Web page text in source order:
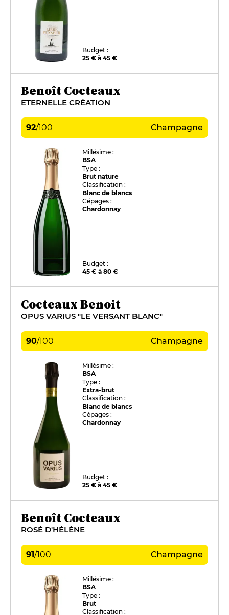
Budget :
25 € à 45 €
Benoît Cocteaux
ETERNELLE CRÉATION
92/100 Champagne
Millésime :
BSA
Type :
Brut nature
Classification :
Blanc de blancs
Cépages :
Chardonnay
Budget :
45 € à 80 €
Cocteaux Benoit
OPUS VARIUS "LE VERSANT BLANC"
90/100 Champagne
Millésime :
BSA
Type :
Extra-brut
Classification :
Blanc de blancs
Cépages :
Chardonnay
Budget :
25 € à 45 €
Benoît Cocteaux
ROSÉ D'HÉLÈNE
91/100 Champagne
Millésime :
BSA
Type :
Brut
Classification :